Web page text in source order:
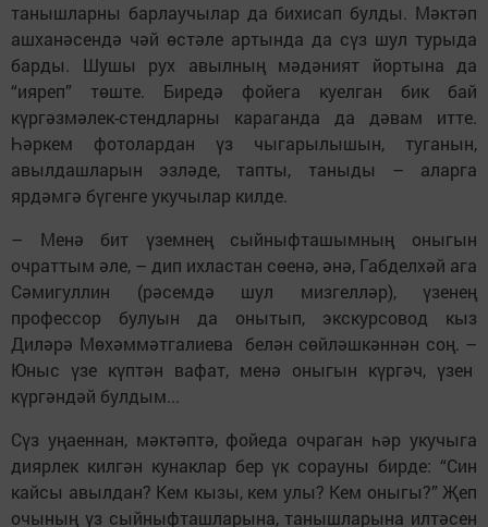
танышларны барлаучылар да бихисап булды. Мәктәп
ашханәсендә чәй өстәле артында да сүз шул турыда
барды. Шушы рух авылның мәдәният йортына да
“ияреп” төште. Биредә фойега куелган бик бай
күргәзмәлек-стендларны караганда да дәвам итте.
Һәркем фотолардан үз чыгарылышын, туганын,
авылдашларын эзләде, тапты, таныды – аларга
ярдәмгә бүгенге укучылар килде.
– Менә бит үземнең сыйныфташымның оныгын
очраттым әле, – дип ихластан сөенә, әнә, Габделхәй ага
Сәмигуллин (рәсемдә шул мизгелләр), үзенең
профессор булуын да онытып, экскурсовод кыз
Диләрә Мөхәммәтгалиева белән сөйләшкәннән соң. –
Юныс үзе күптән вафат, менә оныгын күргәч, үзен
күргәндәй булдым...
Сүз уңаеннан, мәктәптә, фойеда очраган һәр укучыга
диярлек килгән кунаклар бер үк сорауны бирде: “Син
кайсы авылдан? Кем кызы, кем улы? Кем оныгы?” Җеп
очының үз сыйныфташларына, танышларына илтәсен